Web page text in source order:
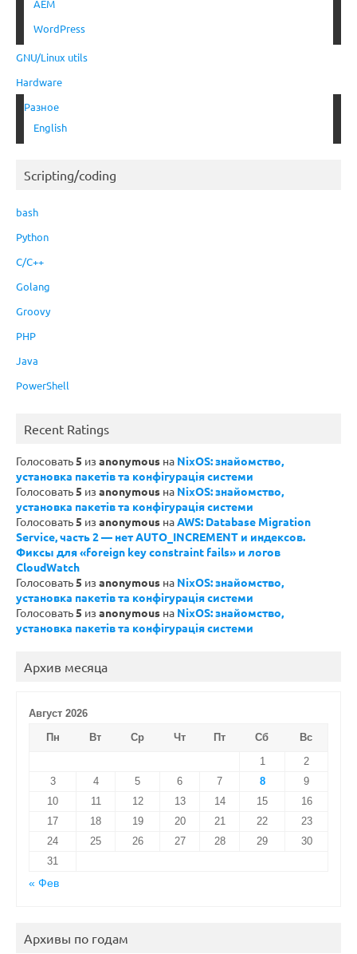
AEM
WordPress
GNU/Linux utils
Hardware
Разное
English
Scripting/coding
bash
Python
C/C++
Golang
Groovy
PHP
Java
PowerShell
Recent Ratings
Голосовать5 из anonymous на NixOS: знайомство,
установка пакетів та конфігурація системи
Голосовать5 из anonymous на NixOS: знайомство,
установка пакетів та конфігурація системи
Голосовать5 из anonymous наAWS: Database Migration
Service, часть 2 — нет AUTO_INCREMENT и индексов.
Фиксы для «foreign key constraint fails» и логов
CloudWatch
Голосовать5 из anonymous на NixOS: знайомство,
установка пакетів та конфігурація системи
Голосовать5 из anonymous на NixOS: знайомство,
установка пакетів та конфігурація системи
Архив месяца
Август 2026
Пн
Вт Ср Чт Пт Сб
Вс
1
2
3
4 5 6 7 8
9
10
11 12 13 14 15
16
17
18 19 20 21 22
23
24
25 26 27 28 29
30
31
« Фев
Архивы по годам